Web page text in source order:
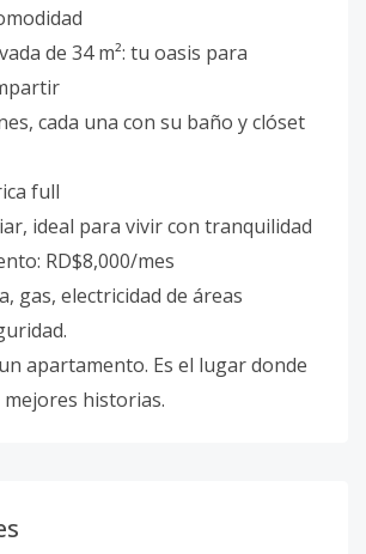
de 34 m²: tu oasis para
cada una con su baño y clóset
full
ideal para vivir con tranquilidad
RD$8,000/mes
gas, electricidad de áreas
apartamento. Es el lugar donde
historias.